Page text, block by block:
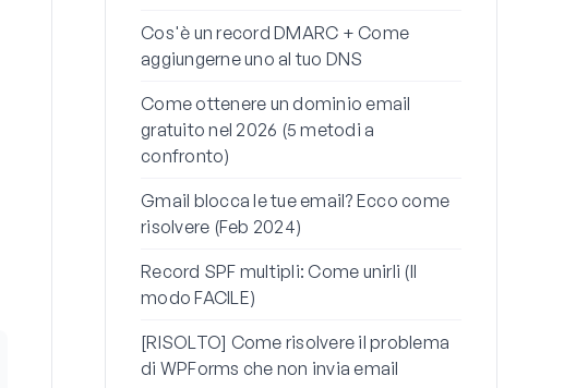
Cos'è un record DMARC + Come
aggiungerne uno al tuo DNS
Come ottenere un dominio email
gratuito nel 2026 (5 metodi a
confronto)
Gmail blocca le tue email? Ecco come
risolvere (Feb 2024)
Record SPF multipli: Come unirli (Il
modo FACILE)
[RISOLTO] Come risolvere il problema
di WPForms che non invia email